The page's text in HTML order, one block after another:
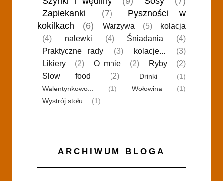
Zapiekanki
(7)
Pyszności w
kokilkach
(6) Warzywa (5)
kolacja
(4)
nalewki (4) Śniadania
(4)
Praktyczne rady
(3) kolacje...
(3)
Likiery
(2) O mnie (2) Ryby
(2)
Slow food
(2) Drinki
(1)
Walentynkowo...
(1) Wołowina
(1)
Wystrój stołu.
(1)
ARCHIWUM BLOGA